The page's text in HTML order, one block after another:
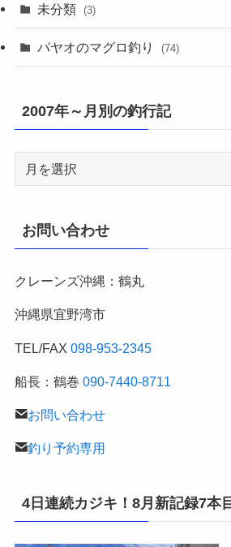
未分類 (3)
パヤオのマグロ釣り (74)
2007年～月別の釣行記
2007
月
別
釣
記
お問い合わせ
クレーンズ沖縄：鶴丸
沖縄県宜野湾市
TEL/FAX 098-953-2345
船長：鶴巻 090-7440-8711
お問い合わせ
釣り予約専用
4日連続カジキ！8月新記録7本